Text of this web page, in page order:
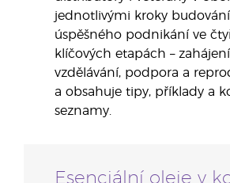
jednotlivými kroky budování
úspěšného podnikání ve
klíčových etapách –
vzdělávání, podpora a
a obsahuje tipy, příklady a
seznamy.
Esenciální oleje v